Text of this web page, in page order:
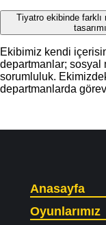
Tiyatro ekibinde
Ekibimiz kendi
departmanlar; sosyal
sorumluluk.
departmanlarda
Anasayfa
Oyunlarımız